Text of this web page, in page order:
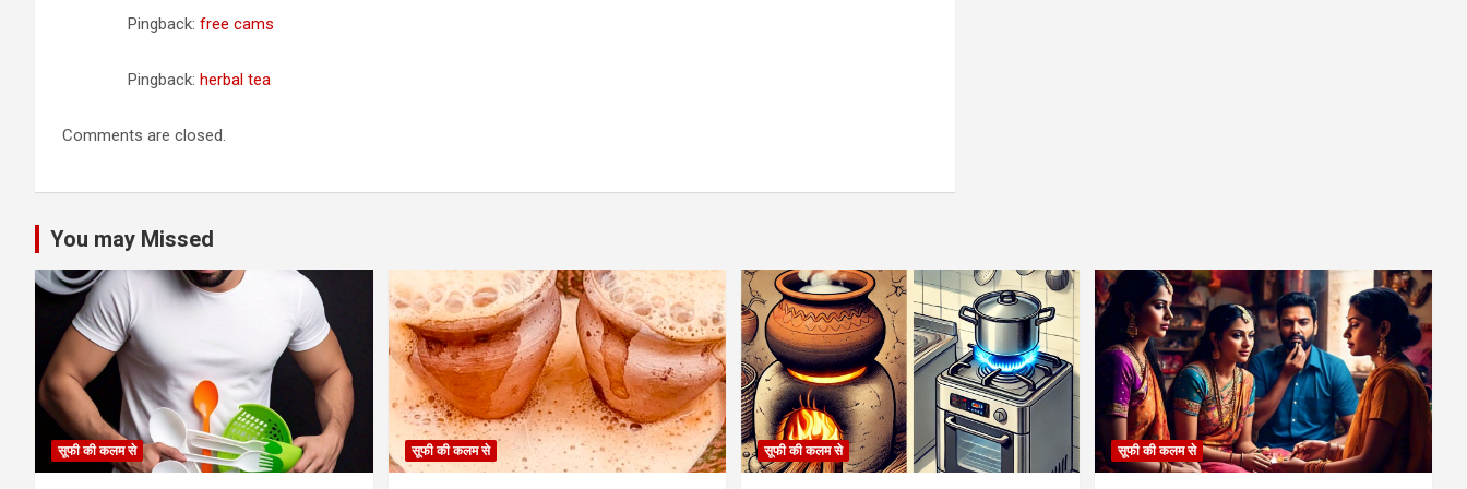
Pingback: free cams
Pingback: herbal tea
Comments are closed.
You may Missed
सूफी की कलम से सूफी की कलम से सूफी की कलम से सूफी की कलम से